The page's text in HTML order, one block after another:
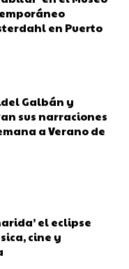
en Puerto
Galbán y
sus narraciones
a Verano de
el eclipse
cine y